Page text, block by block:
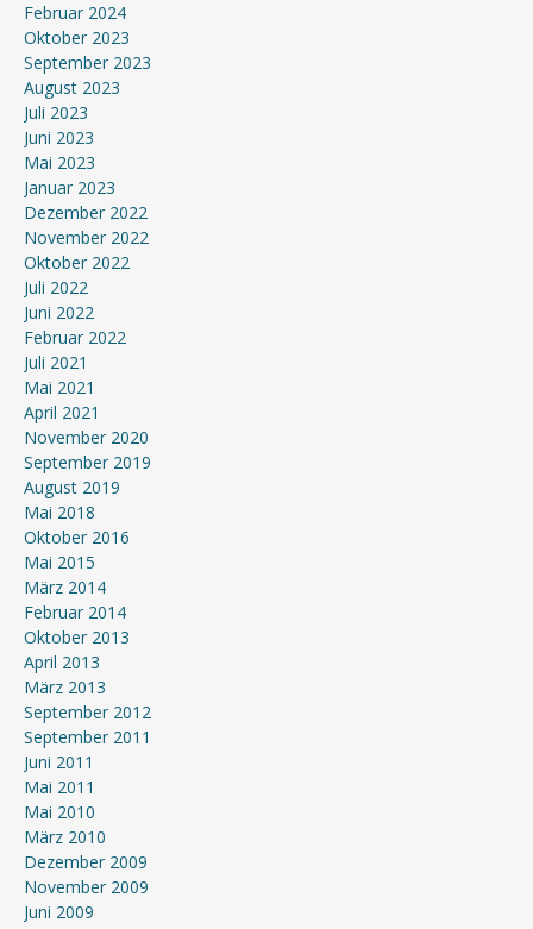
Februar 2024
Oktober 2023
September 2023
August 2023
Juli 2023
Juni 2023
Mai 2023
Januar 2023
Dezember 2022
November 2022
Oktober 2022
Juli 2022
Juni 2022
Februar 2022
Juli 2021
Mai 2021
April 2021
November 2020
September 2019
August 2019
Mai 2018
Oktober 2016
Mai 2015
März 2014
Februar 2014
Oktober 2013
April 2013
März 2013
September 2012
September 2011
Juni 2011
Mai 2011
Mai 2010
März 2010
Dezember 2009
November 2009
Juni 2009